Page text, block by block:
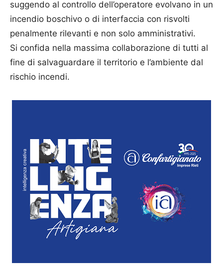
suggendo al controllo dell’operatore evolvano in un
incendio boschivo o di interfaccia con risvolti
penalmente rilevanti e non solo amministrativi.
Si confida nella massima collaborazione di tutti al
fine di salvaguardare il territorio e l’ambiente dal
rischio incendi.